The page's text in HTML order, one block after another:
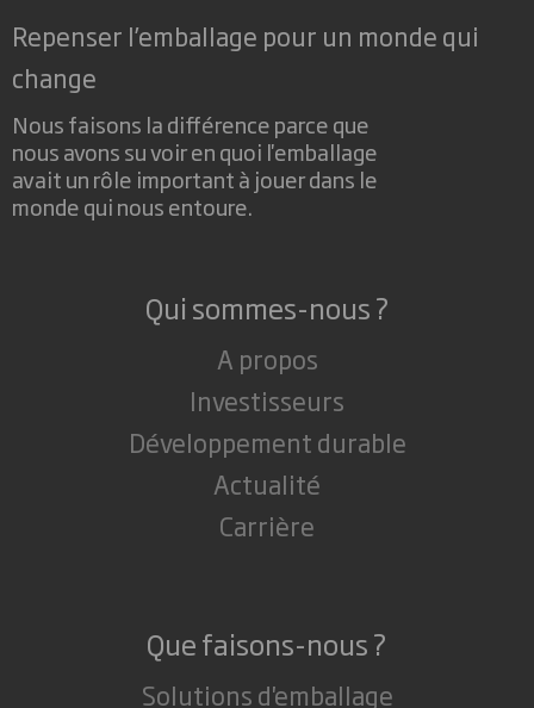
Repenser l’emballage pour un monde qui
change
Nous faisons la différence parce que
nous avons su voir en quoi l'emballage
avait un rôle important à jouer dans le
monde qui nous entoure.
Qui sommes-nous ?
A propos
Investisseurs
Développement durable
Actualité
Carrière
Que faisons-nous ?
Solutions d'emballage